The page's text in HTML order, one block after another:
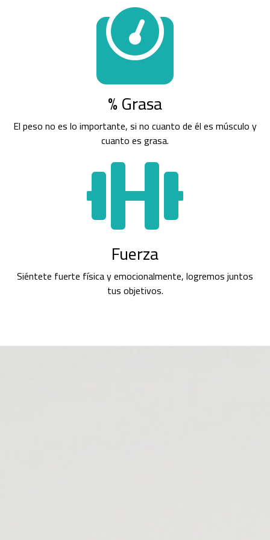
% Grasa
El peso no es lo importante, si no cuanto de él es músculo y
cuanto es grasa.
Fuerza
Siéntete fuerte física y emocionalmente, logremos juntos
tus objetivos.